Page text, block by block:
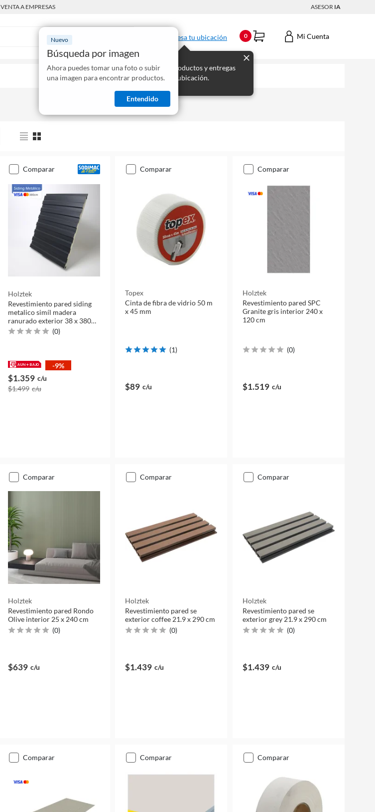
VENTA A EMPRESAS ASESOR IA
Nuevo
Búsqueda por imagen
Ahora puedes tomar una foto o subir
una imagen para encontrar productos.
Entendido
Ingresa tu ubicación
Mostraremos los productos y entregas
disponibles para tu ubicación.
0 Mi Cuenta
comparar
Holztek
Revestimiento pared siding
metalico simíl madera
ranurado exterior 38 x 380
cm
(0)
-9%
$1.359 c/u
$1.499 c/u
comparar
Topex
Cinta de fibra de vidrio 50 m
x 45 mm
(1)
$89 c/u
comparar
Holztek
Revestimiento pared SPC
Granite gris interior 240 x
120 cm
(0)
$1.519 c/u
comparar
Holztek
Revestimiento pared Rondo
Olive interior 25 x 240 cm
(0)
$639 c/u
comparar
Holztek
Revestimiento pared se
exterior coffee 21.9 x 290 cm
(0)
$1.439 c/u
comparar
Holztek
Revestimiento pared se
exterior grey 21.9 x 290 cm
(0)
$1.439 c/u
comparar comparar comparar